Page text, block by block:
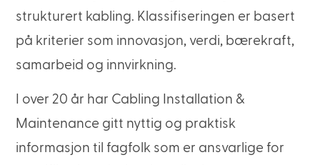
strukturert kabling. Klassifiseringen er basert
på kriterier som innovasjon, verdi, bærekraft,
samarbeid og innvirkning.
I over 20 år har Cabling Installation &
Maintenance gitt nyttig og praktisk
informasjon til fagfolk som er ansvarlige for